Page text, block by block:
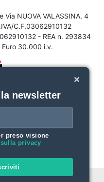
Via NUOVA VALASSINA, 4
C.F.03062910132
- REA n. 293834
Euro 30.000 i.v.
newsletter
preso visione
privacy